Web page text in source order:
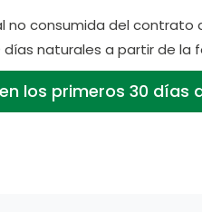
consumida del contrato
naturales a partir de
en los primeros 30